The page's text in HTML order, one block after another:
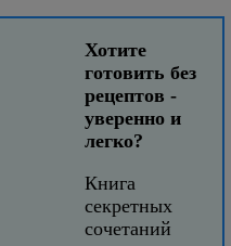
Хотите
готовить без
рецептов -
уверенно и
легко?
Книга
секретных
сочетаний